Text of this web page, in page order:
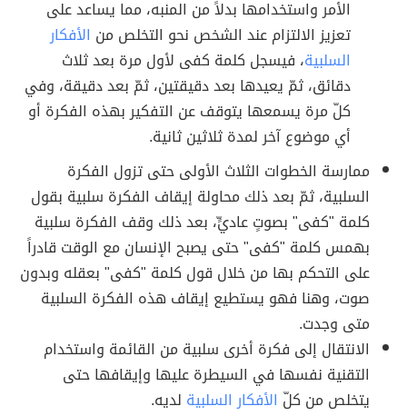
الأمر واستخدامها بدلاً من المنبه، مما يساعد على
تعزيز الالتزام عند الشخص نحو التخلص من الأفكار
السلبية، فيسجل كلمة كفى لأول مرة بعد ثلاث
دقائق، ثمّ يعيدها بعد دقيقتين، ثمّ بعد دقيقة، وفي
كلّ مرة يسمعها يتوقف عن التفكير بهذه الفكرة أو
أي موضوع آخر لمدة ثلاثين ثانية.
ممارسة الخطوات الثلاث الأولى حتى تزول الفكرة
السلبية، ثمّ بعد ذلك محاولة إيقاف الفكرة سلبية بقول
كلمة "كفى" بصوتٍ عاديٍّ، بعد ذلك وقف الفكرة سلبية
بهمس كلمة "كفى" حتى يصبح الإنسان مع الوقت قادراً
على التحكم بها من خلال قول كلمة "كفى" بعقله وبدون
صوت، وهنا فهو يستطيع إيقاف هذه الفكرة السلبية
متى وجدت.
الانتقال إلى فكرة أخرى سلبية من القائمة واستخدام
التقنية نفسها في السيطرة عليها وإيقافها حتى
يتخلص من كلّ الأفكار السلبية لديه.